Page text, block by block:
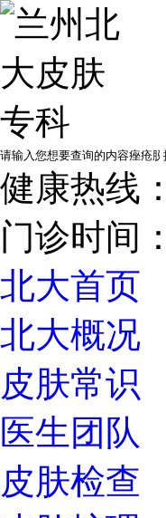
健康热线
门诊时间
北大首页
北大概况
皮肤常识
医生团队
皮肤检查